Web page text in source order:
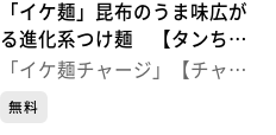
「イケ麺」昆布のうま味広が
る進化系つけ麺 【タンちゃ
んラーメン】（仙台・青葉
「イケ麺チャージ」【チャー
ジ！】
無料